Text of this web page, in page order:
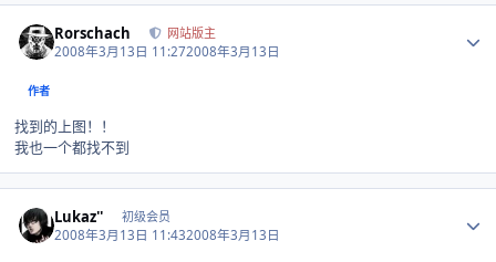
Rorschach 网站版主
2008年3月13日 11:272008年3月13日
作者
找到的上图！！
我也一个都找不到
Lukaz'' 初级会员
2008年3月13日 11:432008年3月13日